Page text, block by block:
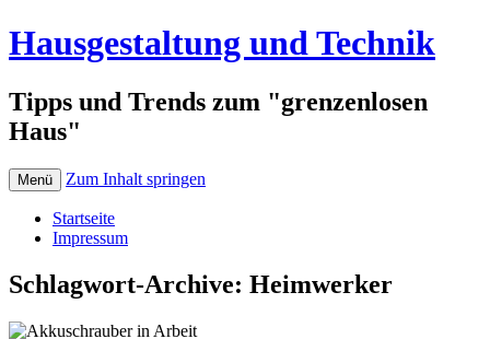
Hausgestaltung und Technik
Tipps und Trends zum "grenzenlosen
Haus"
Menü Zum Inhalt springen
Startseite
Impressum
Schlagwort-Archive: Heimwerker